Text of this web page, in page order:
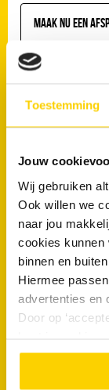
Toestemming
Jouw
Wij gebruiken
Ook willen we
naar jou
cookies kunnen
binnen en
Hiermee
advertenties en
Door op
meer over in
Maak nu een
Veelgestelde
Welke
Welke
het vaakst?
Zijn oudere
Welke signalen
woningen in
“Super!